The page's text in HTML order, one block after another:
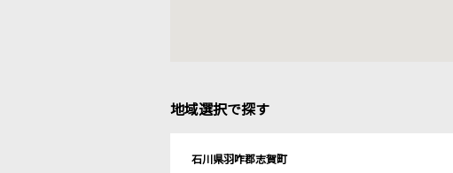
地域選択で探す
石川県羽咋郡志賀町